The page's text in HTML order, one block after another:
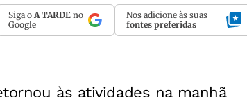
Siga o A TARDE no
Google
Nos adicione às suas
fontes preferidas
às atividades na manhã